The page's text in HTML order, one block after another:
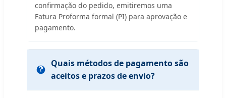
confirmação do pedido, emitiremos uma
Fatura Proforma formal (PI) para aprovação e
pagamento.
Quais métodos de pagamento são
aceitos e prazos de envio?